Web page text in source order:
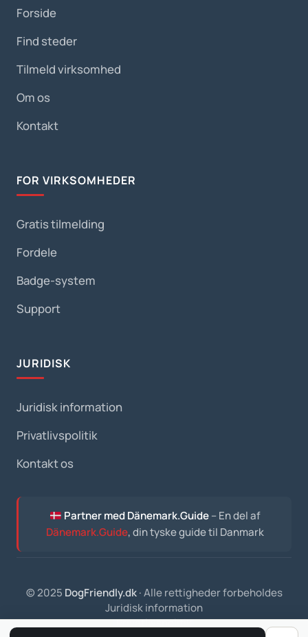
Forside
Find steder
Tilmeld virksomhed
Om os
Kontakt
FOR VIRKSOMHEDER
Gratis tilmelding
Fordele
Badge-system
Support
JURIDISK
Juridisk information
Privatlivspolitik
Kontakt os
Partner med Dänemark.Guide– En del af
Dänemark.Guide, din tyske guide til Danmark
© 2025 DogFriendly.dk· Alle rettigheder forbeholdes
Juridisk information
Privatlivspolitik